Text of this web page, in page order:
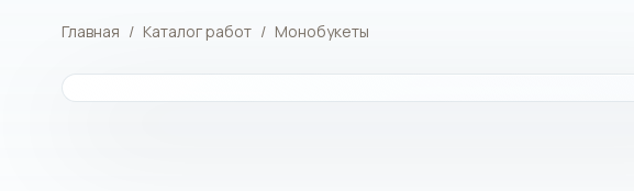
Главная / Каталог работ / Монобукеты